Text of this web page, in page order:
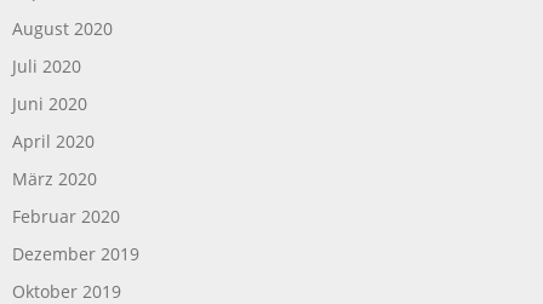
August 2020
Juli 2020
Juni 2020
April 2020
März 2020
Februar 2020
Dezember 2019
Oktober 2019